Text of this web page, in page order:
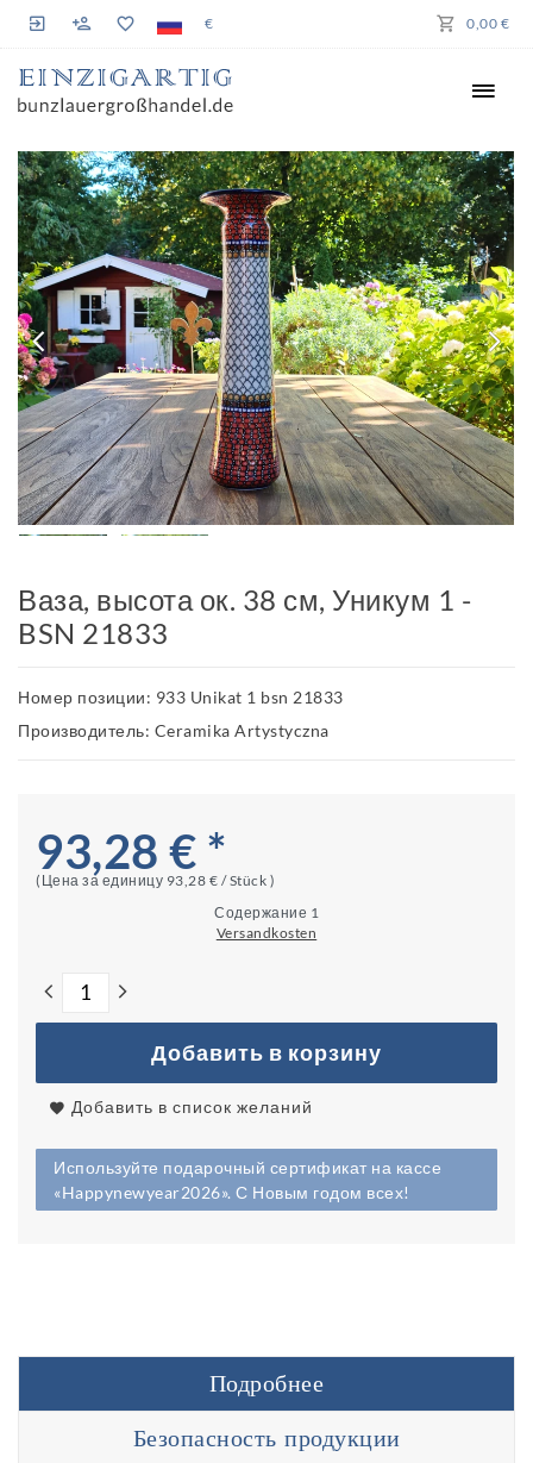
€ 0,00 €
Ваза, высота ок. 38 см, Уникум 1 -
BSN 21833
Номер позиции: 933 Unikat 1 bsn 21833
Производитель: Ceramika Artystyczna
93,28 € *
(Цена за единицу 93,28 € / Stück )
Содержание 1
Versandkosten
Добавить в корзину
Добавить в список желаний
Используйте подарочный сертификат на кассе
«Happynewyear2026». С Новым годом всех!
Подробнее
Безопасность продукции